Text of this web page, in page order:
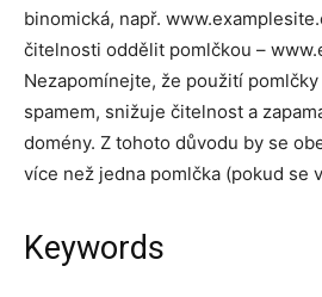
binomická, např.
čitelnosti oddělit pomlčkou –
Nezapomínejte, že použití
spamem, snižuje čitelnost a
domény. Z tohoto důvodu by se
více než jedna pomlčka (pokud se
Keywords